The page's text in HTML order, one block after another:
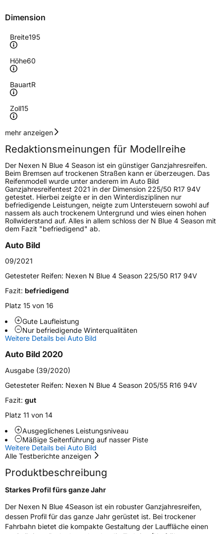
Dimension
Breite195
Höhe60
BauartR
Zoll15
Geschwindigkeitsindex
Höchstgeschwindigkeit
210 km/h
Lastindex88
Höchstlast560 kg
Gewicht (in kg)8,2 kg
Generelle Merkmale
Fahrzeugtyp
Verwendung
ModellnameN Blue 4Season
FahrzeugartPKW & SUV
Weitere Eigenschaften
SchlauchtypTL
Zustand Neureifen
M+SJa
EU Label
EffizienzD
NasshaftungB
Rollgeräusch (Klasse)B
Rollgeräusch (dB) 70
FahrzeugklasseC1
mehr anzeigen
Redaktionsmeinungen für Modellreihe
Der Nexen N Blue 4 Season ist ein günstiger Ganzjahresreifen.
Beim Bremsen auf trockenen Straßen kann er überzeugen. Das
Reifenmodell wurde unter anderem im Auto Bild
Ganzjahresreifentest 2021 in der Dimension 225/50 R17 94V
getestet. Hierbei zeigte er in den Winterdisziplinen nur
befriedigende Leistungen, neigte zum Untersteuern sowohl auf
nassem als auch trockenem Untergrund und wies einen hohen
Rollwiderstand auf. Alles in allem schloss der N Blue 4 Season mit
dem Fazit "befriedigend" ab.
Auto Bild
09/2021
Getesteter Reifen: Nexen N Blue 4 Season 225/50 R17 94V
Fazit: befriedigend
Platz 15 von 16
Gute Laufleistung
Nur befriedigende Winterqualitäten
Weitere Details bei Auto Bild
Auto Bild 2020
Ausgabe (39/2020)
Getesteter Reifen: Nexen N Blue 4 Season 205/55 R16 94V
Fazit: gut
Platz 11 von 14
Ausgeglichenes Leistungsniveau
Mäßige Seitenführung auf nasser Piste
Weitere Details bei Auto Bild
Alle Testberichte anzeigen
Produktbeschreibung
Starkes Profil fürs ganze Jahr
Der Nexen N Blue 4Season ist ein robuster Ganzjahresreifen,
dessen Profil für das ganze Jahr gerüstet ist. Bei trockener
Fahrbahn bietet die kompakte Gestaltung der Lauffläche einen